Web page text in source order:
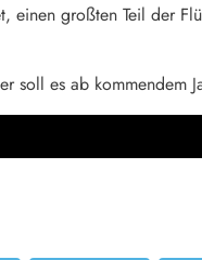
einen großten Teil der
soll es ab kommendem